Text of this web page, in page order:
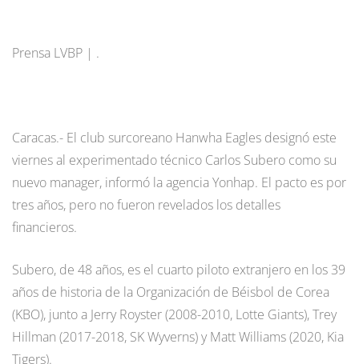
Prensa LVBP | .
Caracas.- El club surcoreano Hanwha Eagles designó este
viernes al experimentado técnico Carlos Subero como su
nuevo manager, informó la agencia Yonhap. El pacto es por
tres años, pero no fueron revelados los detalles
financieros.
Subero, de 48 años, es el cuarto piloto extranjero en los 39
años de historia de la Organización de Béisbol de Corea
(KBO), junto a Jerry Royster (2008-2010, Lotte Giants), Trey
Hillman (2017-2018, SK Wyverns) y Matt Williams (2020, Kia
Tigers).